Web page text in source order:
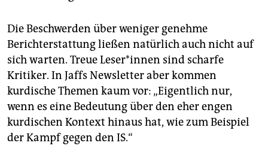
Die Beschwerden über weniger genehme
Berichterstattung ließen natürlich auch nicht auf
sich warten. Treue Leser*innen sind scharfe
Kritiker. In Jaffs Newsletter aber kommen
kurdische Themen kaum vor: „Eigentlich nur,
wenn es eine Bedeutung über den eher engen
kurdischen Kontext hinaus hat, wie zum Beispiel
der Kampf gegen den IS.“